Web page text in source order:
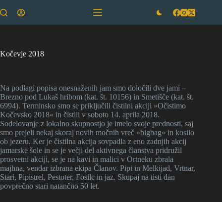
to
Kočevje 2018
Na podlagi popisa onesnaženih jam smo določili dve jami –
Brezno pod Lukaš hribom (kat. št. 10156) in Smetišče (kat. št.
6994). Terminsko smo se priključili čistilni akciji »Očistimo
Kočevsko 2018« in čistili v soboto 14. aprila 2018.
Sodelovanje z lokalno skupnostjo je imelo svoje prednosti, saj
smo prejeli nekaj skoraj novih močnih vreč »bigbag« in kosilo
ob jezeru. Ker je čistilna akcija sovpadla z eno zadnjih akcij
jamarske šole in se je večji del aktivnega članstva pridružil
prosvetni akciji, se je na kavi in malici v Ortneku zbrala
majhna, vendar izbrana ekipa Članov. Pipi in Melkijad, Vrtnar,
Stari, Pipistrel, Pestoter, Fosilc in jaz. Skupaj na tisti dan
povprečno stari natančno 50 let.